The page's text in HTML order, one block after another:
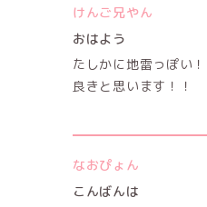
けんご兄やん
おはよう
たしかに地雷っぽい
良きと思います！！
なおぴょん
こんばんは